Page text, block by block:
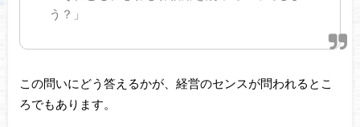
う？」
この問いにどう答えるかが、経営のセンスが問われるとこ
ろでもあります。